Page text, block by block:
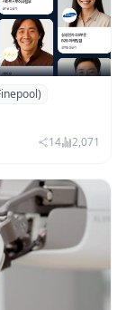
전문가 매
14 2,071